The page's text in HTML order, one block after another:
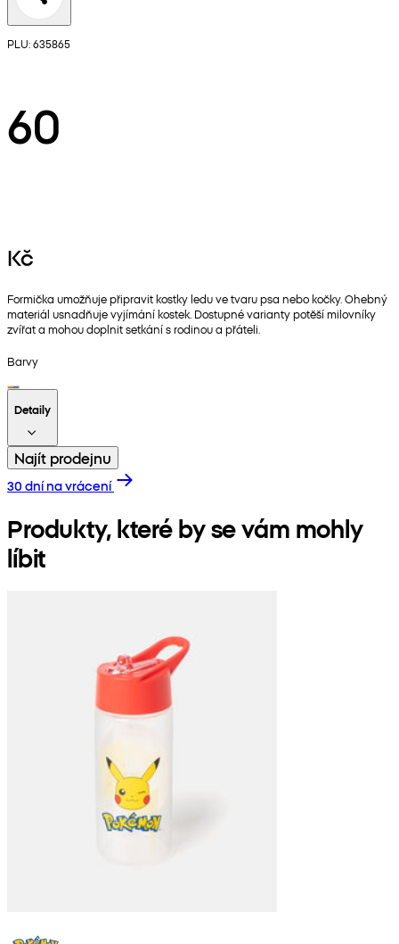
PLU: 635865
60
Kč
Formička umožňuje připravit kostky ledu ve tvaru psa nebo kočky. Ohebný
materiál usnadňuje vyjímání kostek. Dostupné varianty potěší milovníky
zvířat a mohou doplnit setkání s rodinou a přáteli.
Barvy
Detaily
Najít prodejnu
30 dní na vrácení
Produkty, které by se vám mohly
líbit